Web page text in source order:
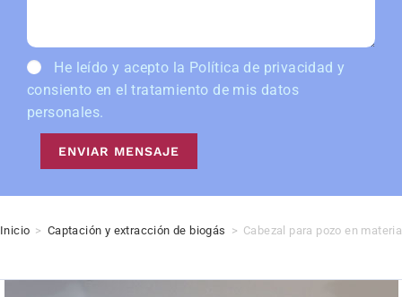
He leído y acepto la Política de privacidad y
consiento en el tratamiento de mis datos
personales.
ENVIAR MENSAJE
Inicio > Captación y extracción de biogás > Cabezal para pozo en